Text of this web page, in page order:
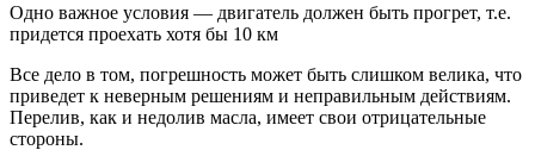
Одно важное условия — двигатель должен быть прогрет, т.е.
придется проехать хотя бы 10 км
Все дело в том, погрешность может быть слишком велика, что
приведет к неверным решениям и неправильным действиям.
Перелив, как и недолив масла, имеет свои отрицательные
стороны.